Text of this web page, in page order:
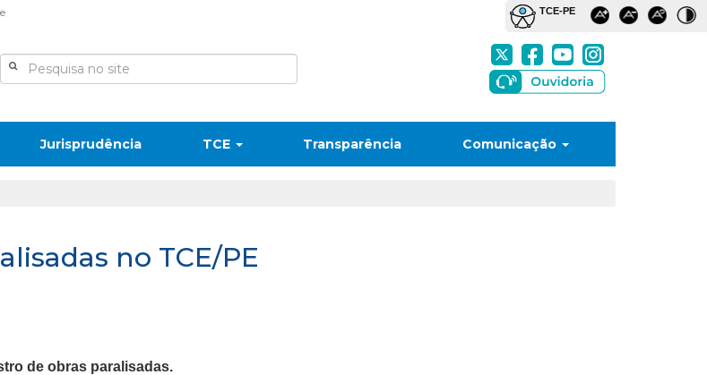
Jurisprudência TCE Transparência Comunicação
no TCE/PE
de obras paralisadas.